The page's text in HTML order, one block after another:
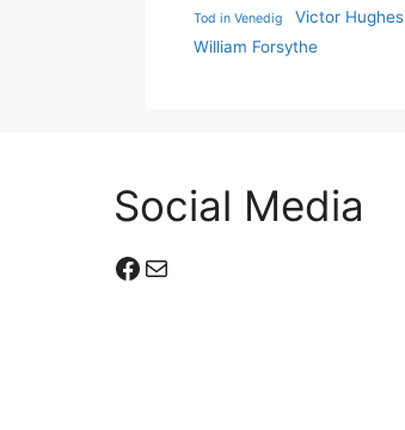
Tod in Venedig Victor Hughes
William Forsythe
Social Media
Facebook
E-Mail